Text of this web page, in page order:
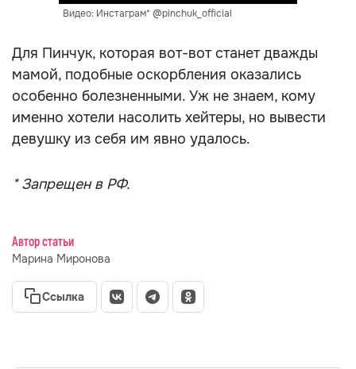
Видео: Инстаграм* @pinchuk_official
Для Пинчук, которая вот-вот станет дважды
мамой, подобные оскорбления оказались
особенно болезненными. Уж не знаем, кому
именно хотели насолить хейтеры, но вывести
девушку из себя им явно удалось.
* Запрещен в РФ.
Автор статьи
Марина Миронова
Ссылка